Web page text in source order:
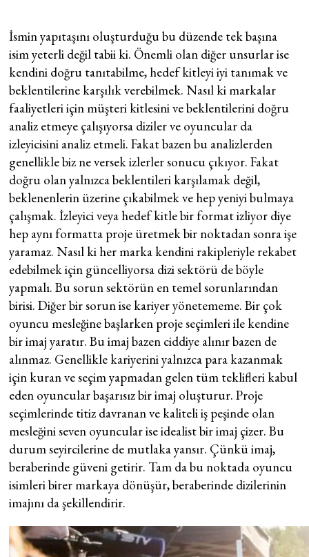
İsmin yapıtaşını oluşturduğu bu düzende tek başına
isim yeterli değil tabii ki. Önemli olan diğer unsurlar ise
kendini doğru tanıtabilme, hedef kitleyi iyi tanımak ve
beklentilerine karşılık verebilmek. Nasıl ki markalar
faaliyetleri için müşteri kitlesini ve beklentilerini doğru
analiz etmeye çalışıyorsa diziler ve oyuncular da
izleyicisini analiz etmeli. Fakat bazen bu analizlerden
genellikle biz ne versek izlerler sonucu çıkıyor. Fakat
doğru olan yalnızca beklentileri karşılamak değil,
beklenenlerin üzerine çıkabilmek ve hep yeniyi bulmaya
çalışmak. İzleyici veya hedef kitle bir format izliyor diye
hep aynı formatta proje üretmek bir noktadan sonra işe
yaramaz. Nasıl ki her marka kendini rakipleriyle rekabet
edebilmek için güncelliyorsa dizi sektörü de böyle
yapmalı. Bu sorun sektörün en temel sorunlarından
birisi. Diğer bir sorun ise kariyer yönetememe. Bir çok
oyuncu mesleğine başlarken proje seçimleri ile kendine
bir imaj yaratır. Bu imaj bazen ciddiye alınır bazen de
alınmaz. Genellikle kariyerini yalnızca para kazanmak
için kuran ve seçim yapmadan gelen tüm teklifleri kabul
eden oyuncular başarısız bir imaj oluşturur. Proje
seçimlerinde titiz davranan ve kaliteli iş peşinde olan
mesleğini seven oyuncular ise idealist bir imaj çizer. Bu
durum seyircilerine de mutlaka yansır. Çünkü imaj,
beraberinde güveni getirir. Tam da bu noktada oyuncu
isimleri birer markaya dönüşür, beraberinde dizilerinin
imajını da şekillendirir.